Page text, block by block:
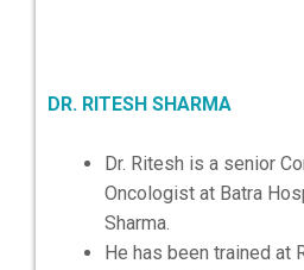
DR. RITESH SHARMA
Dr. Ritesh is a senior
Oncologist at Batra
Sharma.
He has been trained at